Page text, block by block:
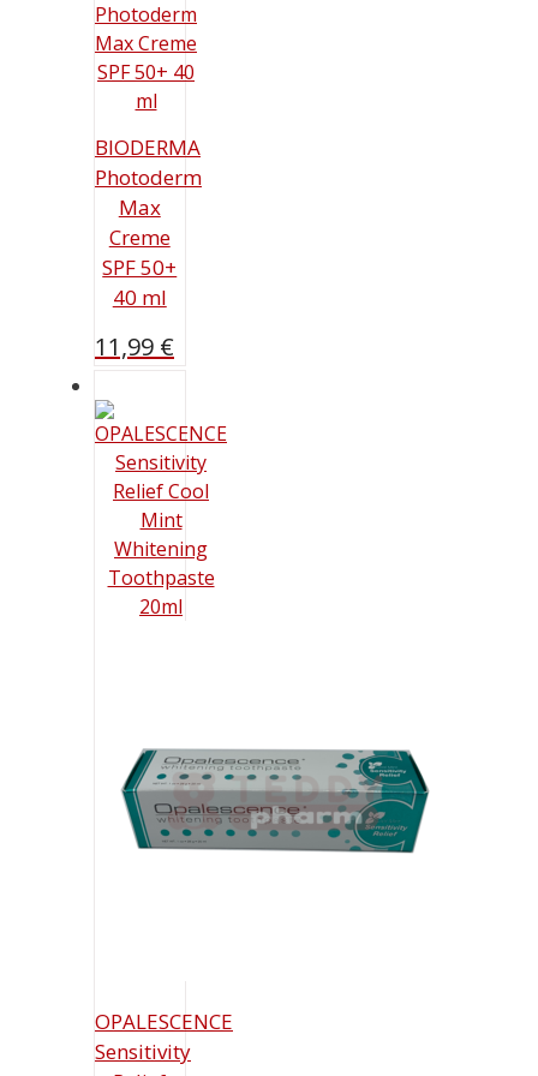
BIODERMA
Photoderm
Max
Creme
SPF 50+
40 ml
11,99 €
OPALESCENCE
Sensitivity